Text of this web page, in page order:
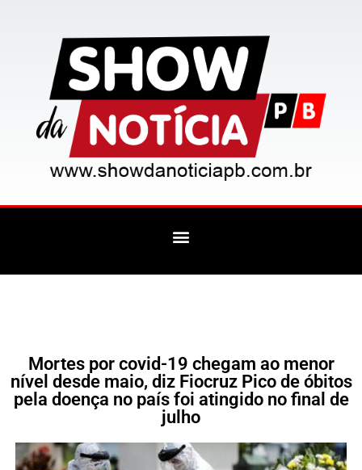
Mortes por covid-19 chegam ao menor
nível desde maio, diz Fiocruz Pico de óbitos
pela doença no país foi atingido no final de
julho